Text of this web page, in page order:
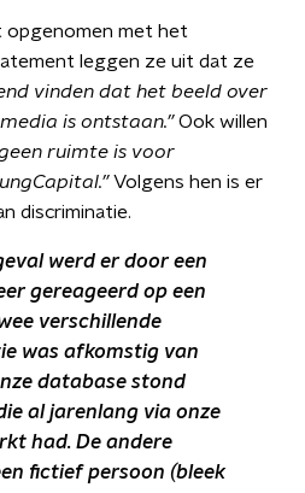
opgenomen met het
leggen ze uit dat ze
vinden dat het beeld over
is ontstaan.”Ook willen
ruimte is voor
Volgens hen is er
discriminatie.
werd er door een
gereageerd op een
verschillende
was afkomstig van
database stond
al jarenlang via onze
had. De andere
fictief persoon (bleek